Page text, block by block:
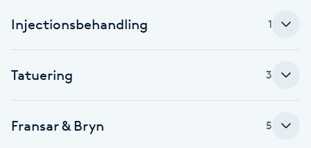
IPL
IPL hårborttagning
Injectionsbehandling 1
Tatuering 3
Fransar & Bryn 5